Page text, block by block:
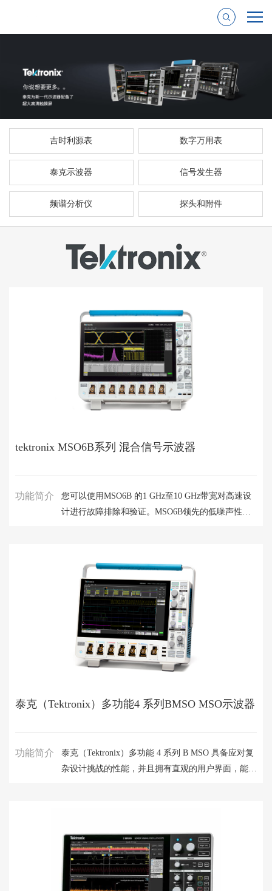
吉时利源表 数字万用表
泰克示波器 信号发生器
频谱分析仪 探头和附件
tektronix MSO6B系列 混合信号示波器
功能简介
您可以使用MSO6B 的1 GHz至10 GHz带宽对高速设
计进行故障排除和验证。MSO6B领先的低噪声性能
泰克（Tektronix）多功能4 系列BMSO​ MSO示波器
功能简介
泰克（Tektronix）多功能 4 系列 B MSO 具备应对复
杂设计挑战的性能，并且拥有直观的用户界面，能够